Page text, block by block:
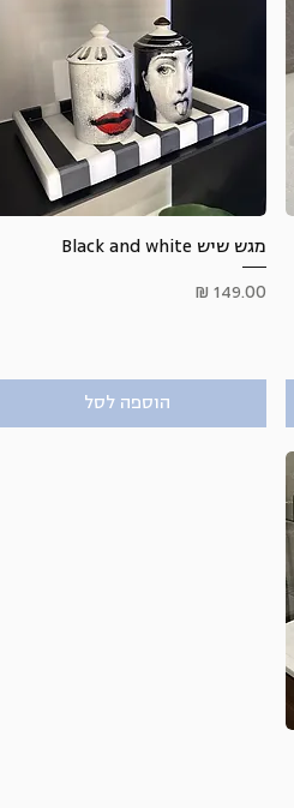
תצוגה מהירה
מגש שיש Black and white
מחיר
הוספה לסל